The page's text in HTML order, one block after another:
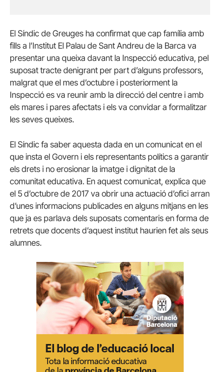
El Síndic de Greuges ha confirmat que cap família amb
fills a l’Institut El Palau de Sant Andreu de la Barca va
presentar una queixa davant la Inspecció educativa, pel
suposat tracte denigrant per part d’alguns professors,
malgrat que el mes d’octubre i posteriorment la
Inspecció es va reunir amb la direcció del centre i amb
els mares i pares afectats i els va convidar a formalitzar
les seves queixes.
El Síndic fa saber aquesta dada en un comunicat en el
que insta el Govern i els representants polítics a garantir
els drets i no erosionar la imatge i dignitat de la
comunitat educativa. En aquest comunicat, explica que
el 5 d’octubre de 2017 va obrir una actuació d’ofici arran
d’unes informacions publicades en alguns mitjans en les
que ja es parlava dels suposats comentaris en forma de
retrets que docents d’aquest institut haurien fet als seus
alumnes.